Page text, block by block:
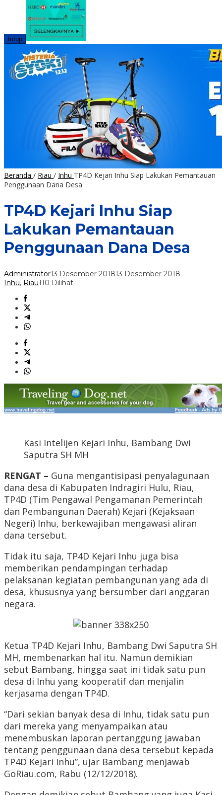
tutup
Beranda / Riau / Inhu TP4D Kejari Inhu Siap Lakukan Pemantauan
Penggunaan Dana Desa
TP4D Kejari Inhu Siap
Lakukan Pemantauan
Penggunaan Dana Desa
Administrator13 Desember 201813 Desember 2018
Inhu, Riau110 Dilihat
Kasi Intelijen Kejari Inhu, Bambang Dwi
Saputra SH MH
RENGAT – Guna mengantisipasi penyalagunaan
dana desa di Kabupaten Indragiri Hulu, Riau,
TP4D (Tim Pengawal Pengamanan Pemerintah
dan Pembangunan Daerah) Kejari (Kejaksaan
Negeri) Inhu, berkewajiban mengawasi aliran
dana tersebut.
Tidak itu saja, TP4D Kejari Inhu juga bisa
memberikan pendampingan terhadap
pelaksanan kegiatan pembangunan yang ada di
desa, khususnya yang bersumber dari anggaran
negara.
Ketua TP4D Kejari Inhu, Bambang Dwi Saputra SH
MH, membenarkan hal itu. Namun demikian
sebut Bambang, hingga saat ini tidak satu pun
desa di Inhu yang kooperatif dan menjalin
kerjasama dengan TP4D.
“Dari sekian banyak desa di Inhu, tidak satu pun
dari mereka yang menyampaikan atau
menembuskan laporan pertanggung jawaban
tentang penggunaan dana desa tersebut kepada
TP4D Kejari Inhu”, ujar Bambang menjawab
GoRiau.com, Rabu (12/12/2018).